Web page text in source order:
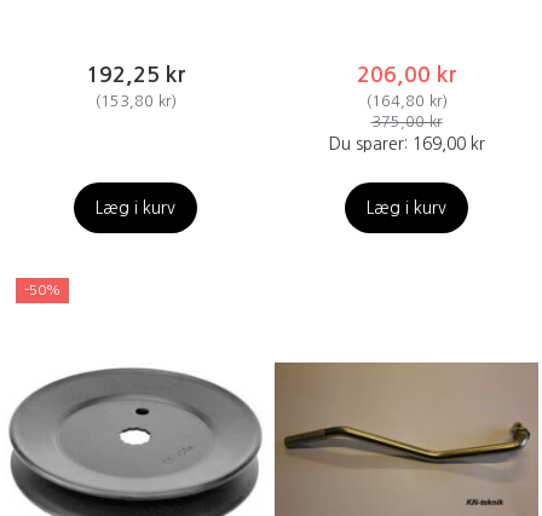
192,25 kr
( 153,80 kr)
Læg i kurv
206,00 kr
( 164,80 kr)
375,00 kr
Du sparer: 169,00 kr
Læg i kurv
-50%